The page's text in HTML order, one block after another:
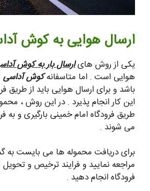
ارسال هوایی به کوش
یکی از روش هایارسال بار به کوش
هوایی است . اما متاسفانهکوش آداسی
باشد و برای ارسال هوایی باید از طریق
این کار انجام پذیرد . در این روش ،
طریق فرودگاه امام خمینی بارگیری و به
می شوند .
برای دریافت محموله ها می بایست به
مراجعه نمایید و فرایند ترخیص و تحویل
فرودگاه انجام دهید .